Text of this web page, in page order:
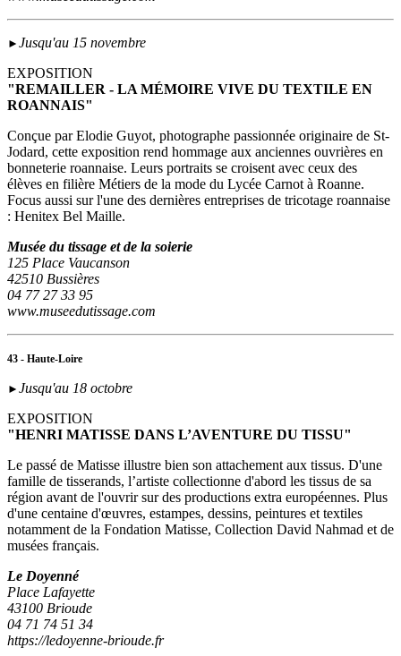
► Jusqu'au 15 novembre
EXPOSITION
"REMAILLER - LA MÉMOIRE VIVE DU TEXTILE EN
ROANNAIS"
Conçue par Elodie Guyot, photographe passionnée originaire de St-
Jodard, cette exposition rend hommage aux anciennes ouvrières en
bonneterie roannaise. Leurs portraits se croisent avec ceux des
élèves en filière Métiers de la mode du Lycée Carnot à Roanne.
Focus aussi sur l'une des dernières entreprises de tricotage roannaise
: Henitex Bel Maille.
Musée du tissage et de la soierie
125 Place Vaucanson
42510 Bussières
04 77 27 33 95
www.museedutissage.com
43 - Haute-Loire
► Jusqu'au 18 octobre
EXPOSITION
"HENRI MATISSE DANS L’AVENTURE DU TISSU"
Le passé de Matisse illustre bien son attachement aux tissus. D'une
famille de tisserands, l’artiste collectionne d'abord les tissus de sa
région avant de l'ouvrir sur des productions extra européennes. Plus
d'une centaine d'œuvres, estampes, dessins, peintures et textiles
notamment de la Fondation Matisse, Collection David Nahmad et de
musées français.
Le Doyenné
Place Lafayette
43100 Brioude
04 71 74 51 34
https://ledoyenne-brioude.fr